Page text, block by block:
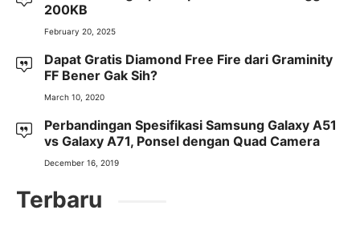
200KB
February 20, 2025
Dapat Gratis Diamond Free Fire dari Graminity
FF Bener Gak Sih?
March 10, 2020
Perbandingan Spesifikasi Samsung Galaxy A51
vs Galaxy A71, Ponsel dengan Quad Camera
December 16, 2019
Terbaru